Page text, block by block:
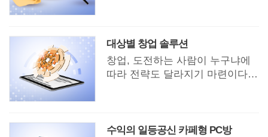
대상별 창업 솔루션
창업, 도전하는 사람이 누구냐에
따라 전략도 달라지기 마련이다.
수익의 일등공신 카페형 PC방